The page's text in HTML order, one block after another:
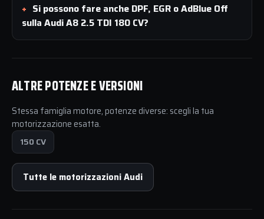
Si possono fare anche DPF, EGR o AdBlue Off
sulla Audi A8 2.5 TDI 180 CV?
ALTRE POTENZE E VERSIONI
Stessa famiglia motore, potenze diverse: scegli la tua
motorizzazione esatta.
150 CV
Tutte le motorizzazioni Audi